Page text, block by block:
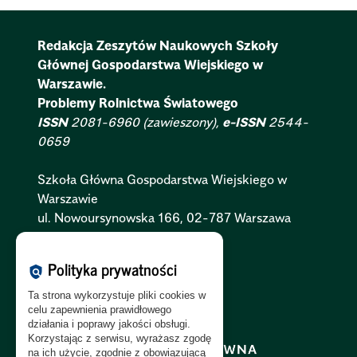
Redakcja Zeszytów Naukowych Szkoły
Głównej Gospodarstwa Wiejskiego w
Warszawie.
Problemy Rolnictwa Światowego
ISSN2081-6960 (zawieszony), e-ISSN2544-
0659
Szkoła Główna Gospodarstwa Wiejskiego w
Warszawie
ul. Nowoursynowska 166, 02-787 Warszawa
Polityka Prywatności:PL
Polityka RODO:PL|EN
policy Polityka prywatności
Ta strona wykorzystuje pliki cookies w
celu zapewnienia prawidłowego
działania i poprawy jakości obsługi.
Korzystając z serwisu, wyrażasz zgodę
na ich użycie, zgodnie z obowiązującą